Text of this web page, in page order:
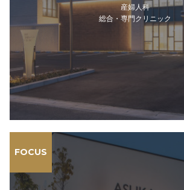
産婦人科
総合・専門クリニック
FOCUS